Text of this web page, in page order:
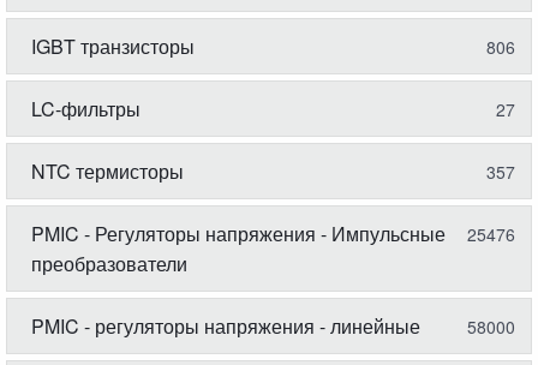
IGBT транзисторы 806
LC-фильтры 27
NTC термисторы 357
PMIC - Регуляторы напряжения - Импульсные
преобразователи
25476
PMIC - регуляторы напряжения - линейные 58000